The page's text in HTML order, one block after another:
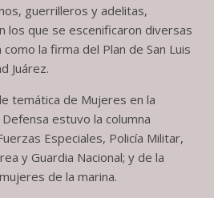
guerrilleros y adelitas,
los que se escenificaron diversas
la firma del Plan de San Luis
Juárez.
temática de Mujeres en la
estuvo la columna
Especiales, Policía Militar,
y Guardia Nacional; y de la
de la marina.